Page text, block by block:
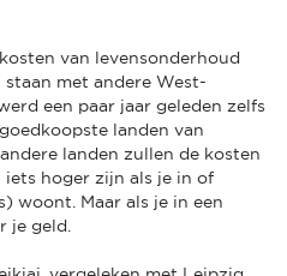
van levensonderhoud
met andere West-
een paar jaar geleden zelfs
landen van
landen zullen de kosten
hoger zijn als je in of
woont. Maar als je in een
je geld.